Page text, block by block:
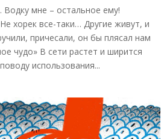
Водку мне – остальное ему!
хорек все-таки… Другие живут, и
причесали, он бы плясал нам
чудо» В сети растет и ширится
использования...